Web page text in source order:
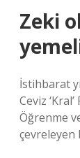
Zeki
İstihbarat
Ceviz
Öğrenme
çevreleyen